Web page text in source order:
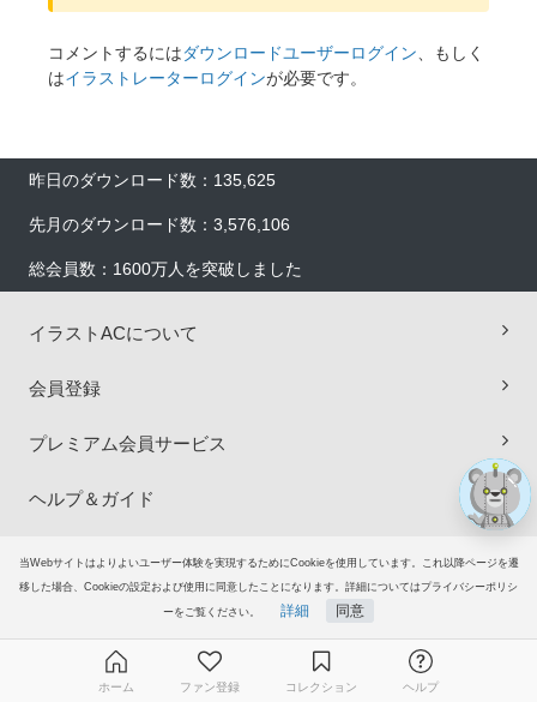
当Webサイトはよりよいユーザー体験を実現するためにCookieを使用しています。これ以降ページを遷
移した場合、Cookieの設定および使用に同意したことになります。詳細についてはプライバシーポリシ
ーをご覧ください。 詳細 同意
コメントするにはダウンロードユーザーログイン 、もしく
はイラストレーターログインが必要です。
昨日のダウンロード数：135,625
先月のダウンロード数：3,576,106
総会員数：1600万人を突破しました
イラストACについて
会員登録
プレミアム会員サービス
ヘルプ＆ガイド
グループサイト
ご意見・ご要望
© 2006-2026 イラストAC
ホーム ファン登録 コレクション ヘルプ